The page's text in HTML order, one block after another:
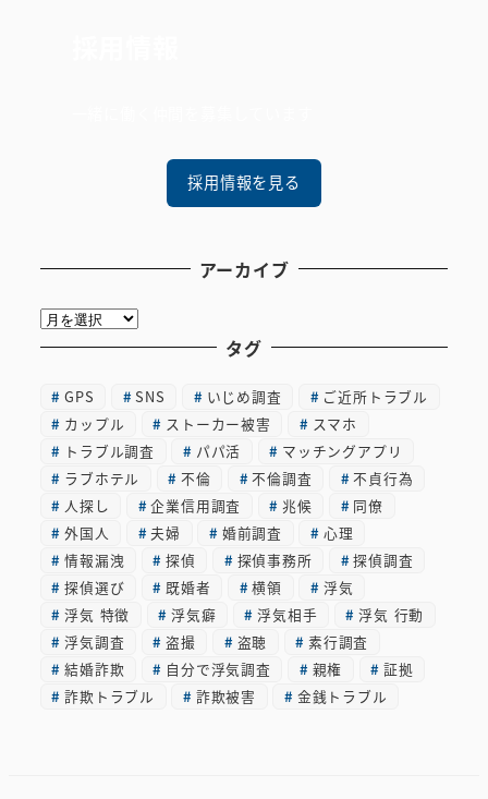
採用情報を見る
アーカイブ
ア
ー
イ
ブ
タグ
GPS SNS いじめ調査
ご近所トラブル
カップル
ストーカー被害
スマホ
トラブル調査
パパ活
マッチングアプリ
ラブホテル
不倫 不倫調査
不貞行為
人探し
企業信用調査 兆候
同僚
外国人
夫婦 婚前調査
心理
情報漏洩
探偵 探偵事務所
探偵調査
探偵選び
既婚者 横領
浮気
浮気 特徴
浮気癖 浮気相手
浮気 行動
浮気調査
盗撮 盗聴
素行調査
結婚詐欺
自分で浮気調査 親権
証拠
詐欺トラブル
詐欺被害 金銭トラブル